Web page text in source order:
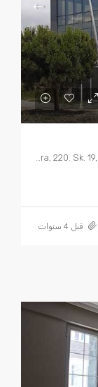
Marmara, 220. Sk. 19, 34524 Beylikdüzü Osb/Beylikdüzü/İstanbul
قبل 4 سنوات